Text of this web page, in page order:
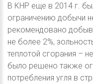
В КНР еще в 2014 г.
ограничению добычи
рекомендовано
не более 2%,
теплотой сгорания –
было решено также
потребления угля в